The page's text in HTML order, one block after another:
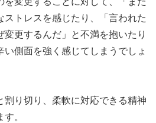
トレスを感じたり、「言われた
更するんだ」と不満を抱いたり
側面を強く感じてしまうでしょ
割り切り、柔軟に対応できる精神
。